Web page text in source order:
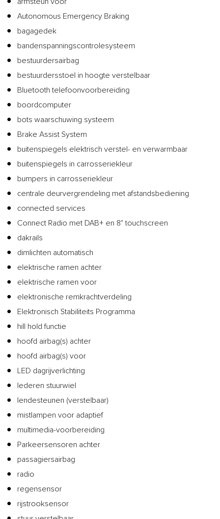
Autonomous Emergency Braking
bagagedek
bandenspanningscontrolesysteem
bestuurdersairbag
bestuurdersstoel in hoogte verstelbaar
Bluetooth telefoonvoorbereiding
boordcomputer
bots waarschuwing systeem
Brake Assist System
buitenspiegels elektrisch verstel- en verwarmbaar
buitenspiegels in carrosseriekleur
bumpers in carrosseriekleur
centrale deurvergrendeling met afstandsbediening
connected services
Connect Radio met DAB+ en 8" touchscreen
dakrails
dimlichten automatisch
elektrische ramen achter
elektrische ramen voor
elektronische remkrachtverdeling
Elektronisch Stabiliteits Programma
hill hold functie
hoofd airbag(s) achter
hoofd airbag(s) voor
LED dagrijverlichting
lederen stuurwiel
lendesteunen (verstelbaar)
mistlampen voor adaptief
multimedia-voorbereiding
Parkeersensoren achter
passagiersairbag
radio
regensensor
rijstrooksensor